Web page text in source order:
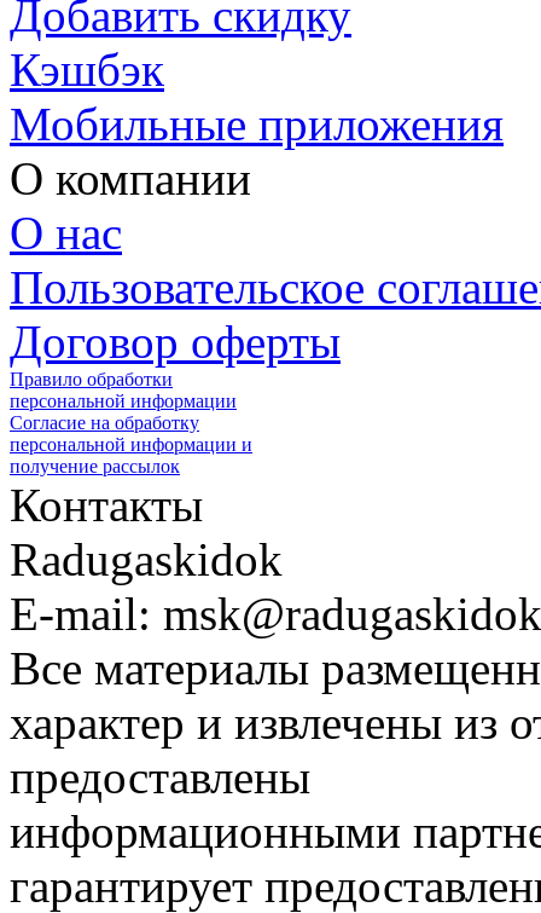
Добавить скидку
Кэшбэк
Мобильные приложения
О компании
О нас
Пользовательское
Договор оферты
Правило обработки
персональной информации
Согласие на обработку
персональной информации и
получение рассылок
Контакты
Radugaskidok
E-mail:
Все материалы
характер и извлечены из
предоставлены
информационными
гарантирует